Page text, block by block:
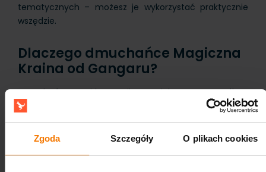
Zgoda Szczegóły O plikach cookies
tematycznych – możesz je wykorzystać praktycznie
wszędzie.
Dlaczego dmuchańce Magiczna
Kraina od Gangaru?
Dmuchańce z tej kategorii są projektowane z myślą o
realnym użytkowaniu w branży eventowej. Konstrukcje
łączą funkcjonalność, trwałość i atrakcyjny wygląd,
który dobrze sprawdza się zarówno na żywo, jak i w
materiałach promocyjnych. To rozwiązania stworzone